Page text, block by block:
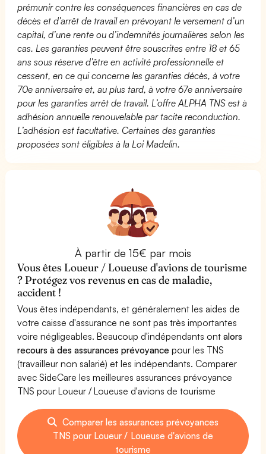
prémunir contre les conséquences financières en cas de
décès et d’arrêt de travail en prévoyant le versement d’un
capital, d’une rente ou d’indemnités journalières selon les
cas. Les garanties peuvent être souscrites entre 18 et 65
ans sous réserve d’être en activité professionnelle et
cessent, en ce qui concerne les garanties décès, à votre
70e anniversaire et, au plus tard, à votre 67e anniversaire
pour les garanties arrêt de travail. L’offre ALPHA TNS est à
adhésion annuelle renouvelable par tacite reconduction.
L’adhésion est facultative. Certaines des garanties
proposées sont éligibles à la Loi Madelin.
À partir de 15€ par mois
Vous êtes Loueur / Loueuse d'avions de tourisme
? Protégez vos revenus en cas de maladie,
accident !
Vous êtes indépendants, et généralement les aides de
votre caisse d'assurance ne sont pas très importantes
voire négligeables. Beaucoup d'indépendants ontalors
recours à des assurances prévoyance pour les TNS
(travailleur non salarié) et les indépendants. Comparer
avec SideCare les meilleures assurances prévoyance
TNS pour Loueur / Loueuse d'avions de tourisme
Comparer les assurances prévoyances
TNS pour Loueur / Loueuse d'avions de
tourisme